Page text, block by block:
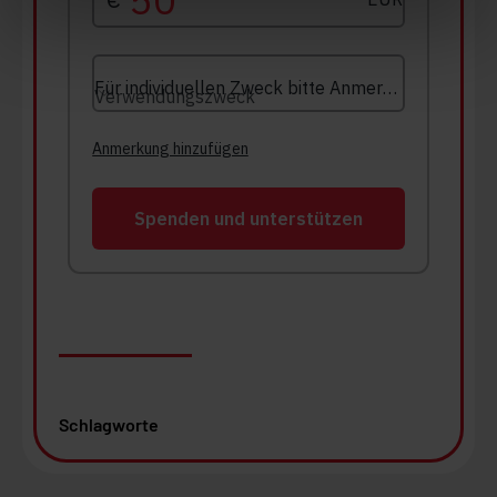
Schlagworte